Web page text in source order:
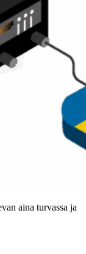
aina turvassa ja